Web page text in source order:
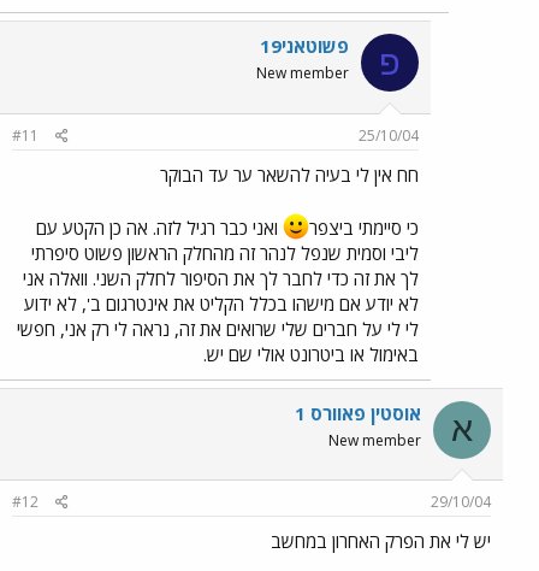
פ פשוטאני19
New member
25/10/04
#11
חח אין לי בעיה להשאר ער עד הבוקר
כי סיימתי ביצפר
ואני כבר רגיל לזה. אה כן הקטע עם
ליבי וסמית שנפל לנהר זה מהחלק הראשון פשוט סיפרתי
לך את זה כדי לחבר לך את הסיפור לחלק השני. וואלה אני
לא יודע אם מישהו בכלל הקליט את אינטרגום ב', לא ידוע
לי לי על חברים שלי שרואים את זה, נראה לי רק אני, חפשי
באימול או ביטרונט אולי שם יש.
א אוסטין פאוורס 1
New member
29/10/04
#12
יש לי את הפרק האחרון במחשב